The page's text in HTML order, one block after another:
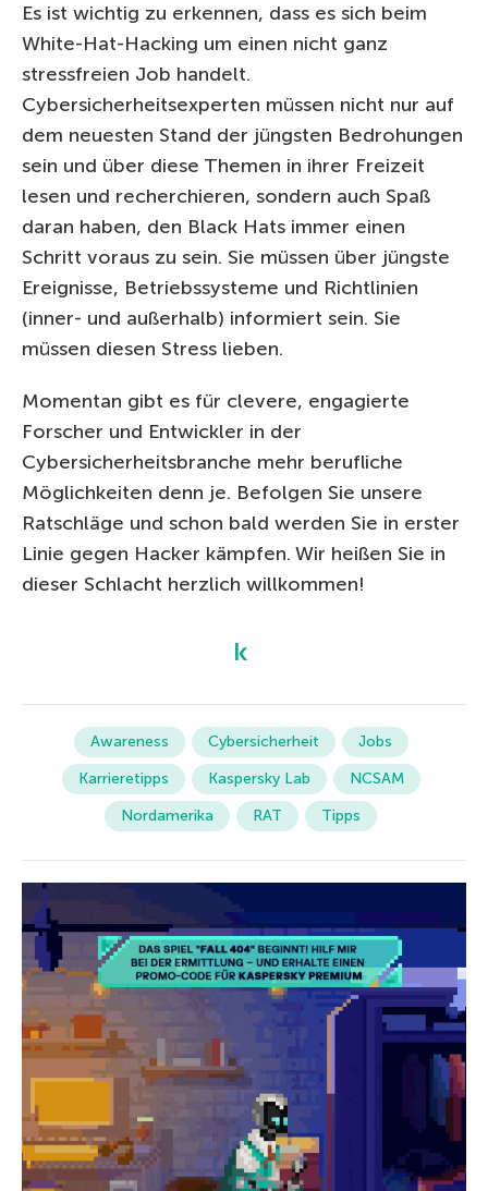
Es ist wichtig zu erkennen, dass es sich beim
White-Hat-Hacking um einen nicht ganz
stressfreien Job handelt.
Cybersicherheitsexperten müssen nicht nur auf
dem neuesten Stand der jüngsten Bedrohungen
sein und über diese Themen in ihrer Freizeit
lesen und recherchieren, sondern auch Spaß
daran haben, den Black Hats immer einen
Schritt voraus zu sein. Sie müssen über jüngste
Ereignisse, Betriebssysteme und Richtlinien
(inner- und außerhalb) informiert sein. Sie
müssen diesen Stress lieben.
Momentan gibt es für clevere, engagierte
Forscher und Entwickler in der
Cybersicherheitsbranche mehr berufliche
Möglichkeiten denn je. Befolgen Sie unsere
Ratschläge und schon bald werden Sie in erster
Linie gegen Hacker kämpfen. Wir heißen Sie in
dieser Schlacht herzlich willkommen!
Awareness Cybersicherheit
Jobs
Karrieretipps
Kaspersky Lab
NCSAM
Nordamerika
RAT Tipps